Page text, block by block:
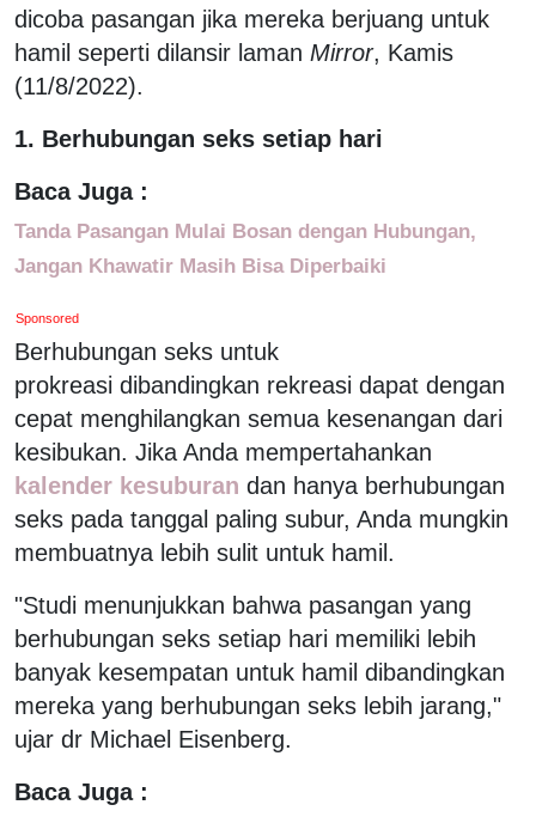
dicoba pasangan jika mereka berjuang untuk
hamil seperti dilansir laman Mirror, Kamis
(11/8/2022).
1. Berhubungan seks setiap hari
Baca Juga :
Tanda Pasangan Mulai Bosan dengan Hubungan,
Jangan Khawatir Masih Bisa Diperbaiki
Sponsored
Berhubungan seks untuk
prokreasi dibandingkan rekreasi dapat dengan
cepat menghilangkan semua kesenangan dari
kesibukan. Jika Anda mempertahankan
kalender kesuburan dan hanya berhubungan
seks pada tanggal paling subur, Anda mungkin
membuatnya lebih sulit untuk hamil.
"Studi menunjukkan bahwa pasangan yang
berhubungan seks setiap hari memiliki lebih
banyak kesempatan untuk hamil dibandingkan
mereka yang berhubungan seks lebih jarang,"
ujar dr Michael Eisenberg.
Baca Juga :